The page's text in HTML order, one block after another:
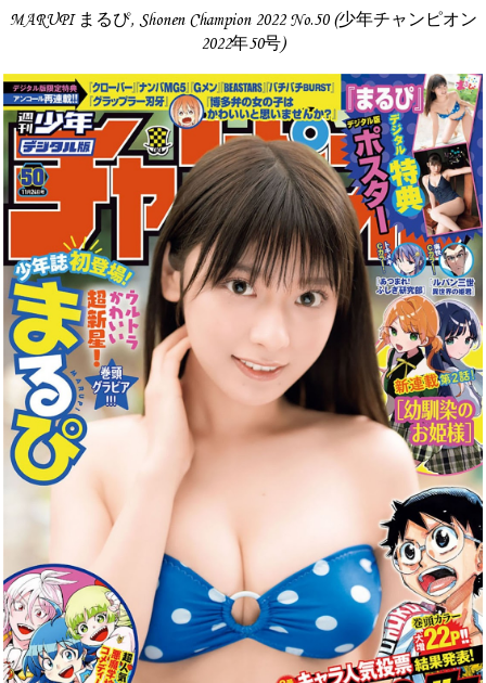
MARUPI まるぴ, Shonen Champion 2022 No.50 (少年チャンピオン
2022年50号)